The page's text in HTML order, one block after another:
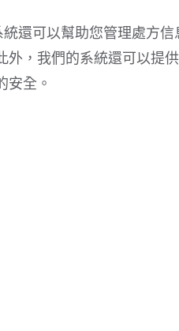
還可以幫助您管理處方
，我們的系統還可以提
安全。